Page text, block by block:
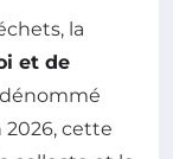
la
et de
dénommé
2026, cette